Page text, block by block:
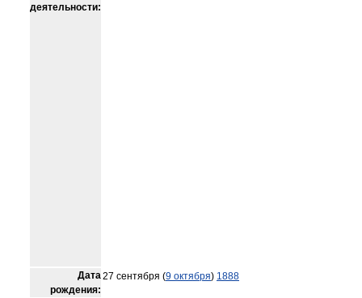
деятельности:
Дата
рождения:
27 сентября (9 октября) 1888